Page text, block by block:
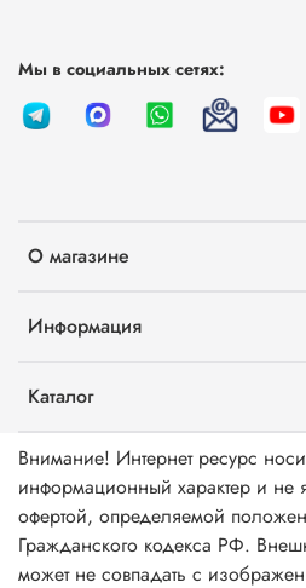
О магазине
Информация
Каталог
Мы в социальных сетях:
Внимание! Интернет ресурс
информационный характер и не
офертой, определяемой
Гражданского кодекса РФ.
может не совпадать с